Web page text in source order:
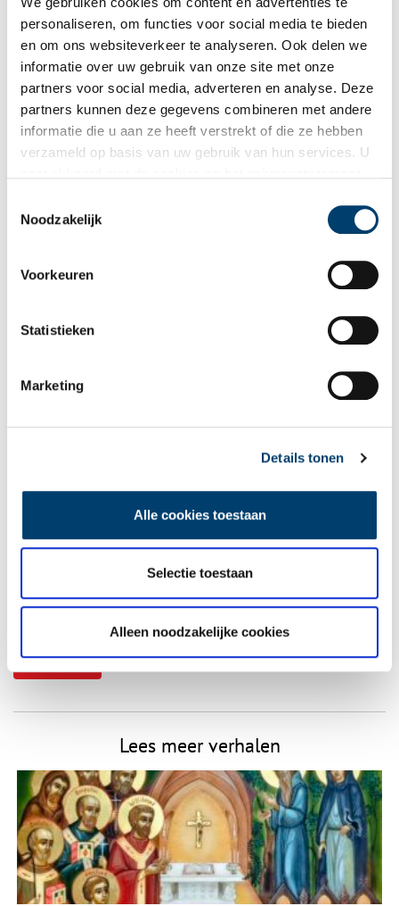
personaliseren, om functies voor social media te bieden
en om ons websiteverkeer te analyseren. Ook delen we
informatie over uw gebruik van onze site met onze
partners voor social media, adverteren en analyse. Deze
partners kunnen deze gegevens combineren met andere
informatie die u aan ze heeft verstrekt of die ze hebben
verzameld op basis van uw gebruik van hun services. U
Noodzakelijk
Voorkeuren
Statistieken
Marketing
Details tonen
Alle cookies toestaan
Selectie toestaan
Alleen noodzakelijke cookies
Ontvang de nieuwsbrief
Wilt u op de hoogte blijven van de mooiste verhalen en het
laatste erfgoednieuws? Schrijf u dan nu in voor onze
wekelijkse nieuwsbrief!
Vereiste velden zijn gemarkeerd met *. Het e-mailadres wordt niet
Naam*
Vink dit aan als u op de hoogte gehouden wil worden.
Lees meer verhalen